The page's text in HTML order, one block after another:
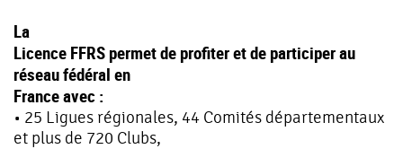
La
Licence FFRS permet de profiter et de participer au
réseau fédéral en
France avec :
• 25 Ligues régionales, 44 Comités départementaux
et plus de 720 Clubs,